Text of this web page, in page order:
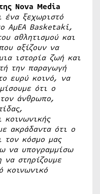
Nova Media
ένα ξεχωριστό
ΑμΕΑ Basketaki,
αθλητισμού και
αξίζουν να
ιστορία ζωή και
την παραγωγή
ευρύ κοινό, να
ότι ο
άνθρωπο,
κοινωνικής
ακράδαντα ότι ο
τον κόσμο μας
να υπογραμμίσω
να στηρίζουμε
κοινωνικό